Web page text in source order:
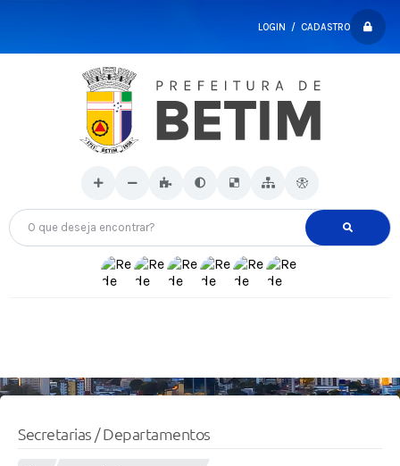
LOGIN / CADASTRO
O que deseja encontrar?
Secretarias / Departamentos